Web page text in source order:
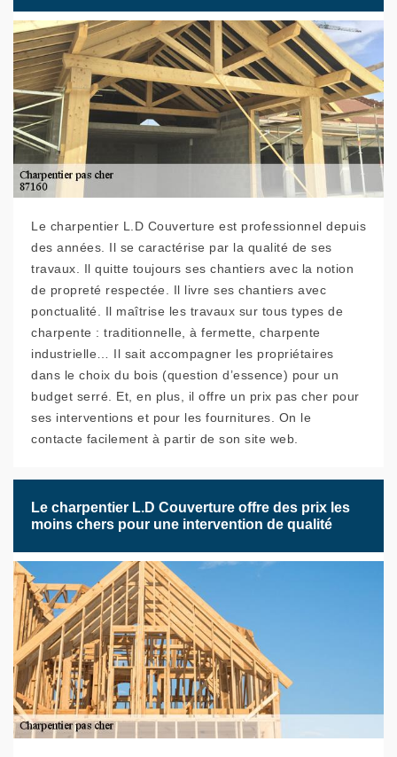
Le charpentier L.D Couverture est professionnel depuis
des années. Il se caractérise par la qualité de ses
travaux. Il quitte toujours ses chantiers avec la notion
de propreté respectée. Il livre ses chantiers avec
ponctualité. Il maîtrise les travaux sur tous types de
charpente : traditionnelle, à fermette, charpente
industrielle… Il sait accompagner les propriétaires
dans le choix du bois (question d’essence) pour un
budget serré. Et, en plus, il offre un prix pas cher pour
ses interventions et pour les fournitures. On le
contacte facilement à partir de son site web.
Le charpentier L.D Couverture offre des prix les
moins chers pour une intervention de qualité